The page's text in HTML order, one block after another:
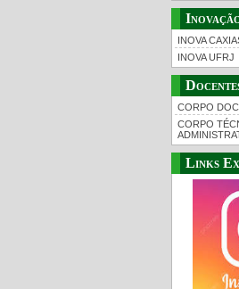
INOVA
INOVA UFRJ
CORPO
CORPO
Links